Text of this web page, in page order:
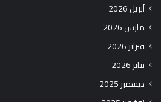
أبريل 2026
مارس 2026
فبراير 2026
يناير 2026
ديسمبر 2025